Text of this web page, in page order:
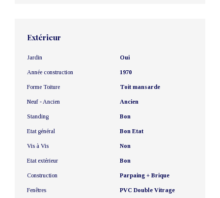
Extérieur
Jardin Oui
Année construction 1970
Forme Toiture Toit mansarde
Neuf - Ancien Ancien
Standing Bon
Etat général Bon Etat
Vis à Vis Non
Etat extérieur Bon
Construction Parpaing + Brique
Fenêtres PVC Double Vitrage